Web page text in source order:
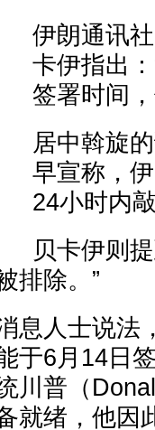
伊朗通讯
卡伊指出
签署时间
居中斡旋
早宣称，
24小时内
贝卡伊则
排除。”
息人士说法
于6月14日
川普（
就绪，他因